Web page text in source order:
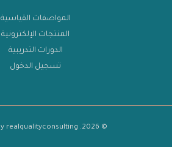
المواصفات القياسية
المنتجات الإلكترونية
الدورات التدريبية
تسجيل الدخول
© 2026. Powered by realqualityconsulting